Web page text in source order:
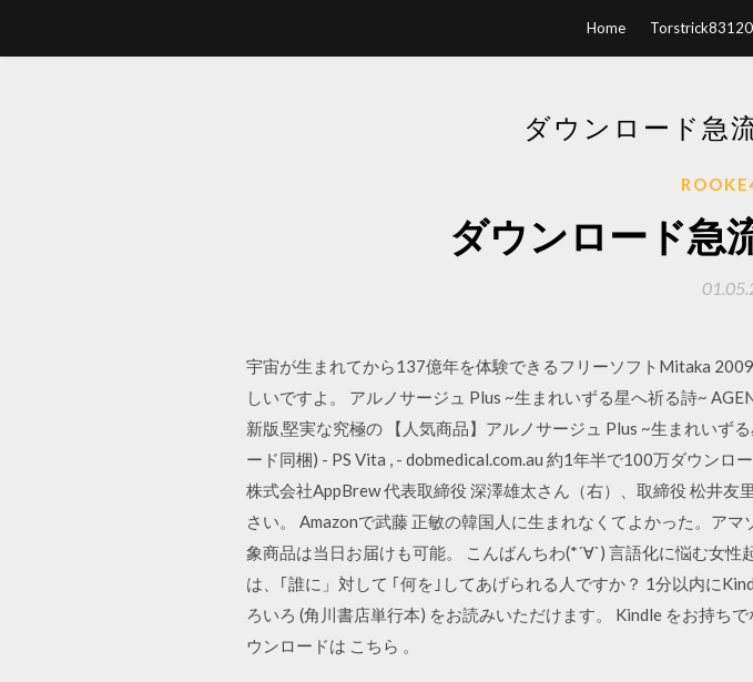
Home Torstrick83120
ダウンロード急
ダウンロード急
宇宙が生まれてから137億年を体験できるフリーソフトMitaka
しいですよ。 アルノサージュ Plus ~生まれいずる星へ祈る詩~
新版,堅実な究極の 【人気商品】アルノサージュ Plus ~生まれいず
ード同梱) - PS Vita , - dobmedical.com.au 約1年半で100万ダウン
株式会社AppBrew 代表取締役 深澤雄太さん（右）、取締役 松井
さい。 Amazonで武藤 正敏の韓国人に生まれなくてよかった。ア
象商品は当日お届けも可能。 こんばんちわ(*´∀`) 言語化に悩む女
は、｢誰に」対して ｢何を｣してあげられる人ですか？ 1分以内に
ろいろ (角川書店単行本) をお読みいただけます。 Kindle をお持ち
ウンロードは こちら 。